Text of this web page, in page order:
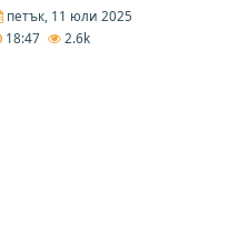
петък, 11 юли 2025
18:47
2.6k